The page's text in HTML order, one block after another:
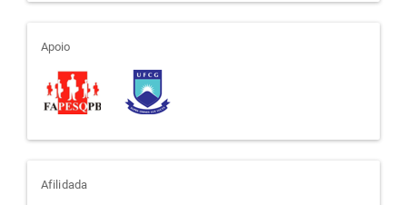
apoio
Apoio
afiliada
Afilidada